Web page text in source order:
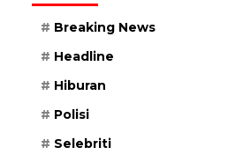
Breaking News
Headline
Hiburan
Polisi
Selebriti